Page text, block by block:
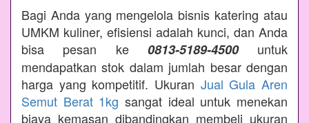
Bagi Anda yang mengelola bisnis katering atau
UMKM kuliner, efisiensi adalah kunci, dan Anda
bisa pesan ke 0813-5189-4500untuk
mendapatkan stok dalam jumlah besar dengan
harga yang kompetitif. Ukuran Jual Gula Aren
Semut Berat 1kg sangat ideal untuk menekan
biaya kemasan dibandingkan membeli ukuran